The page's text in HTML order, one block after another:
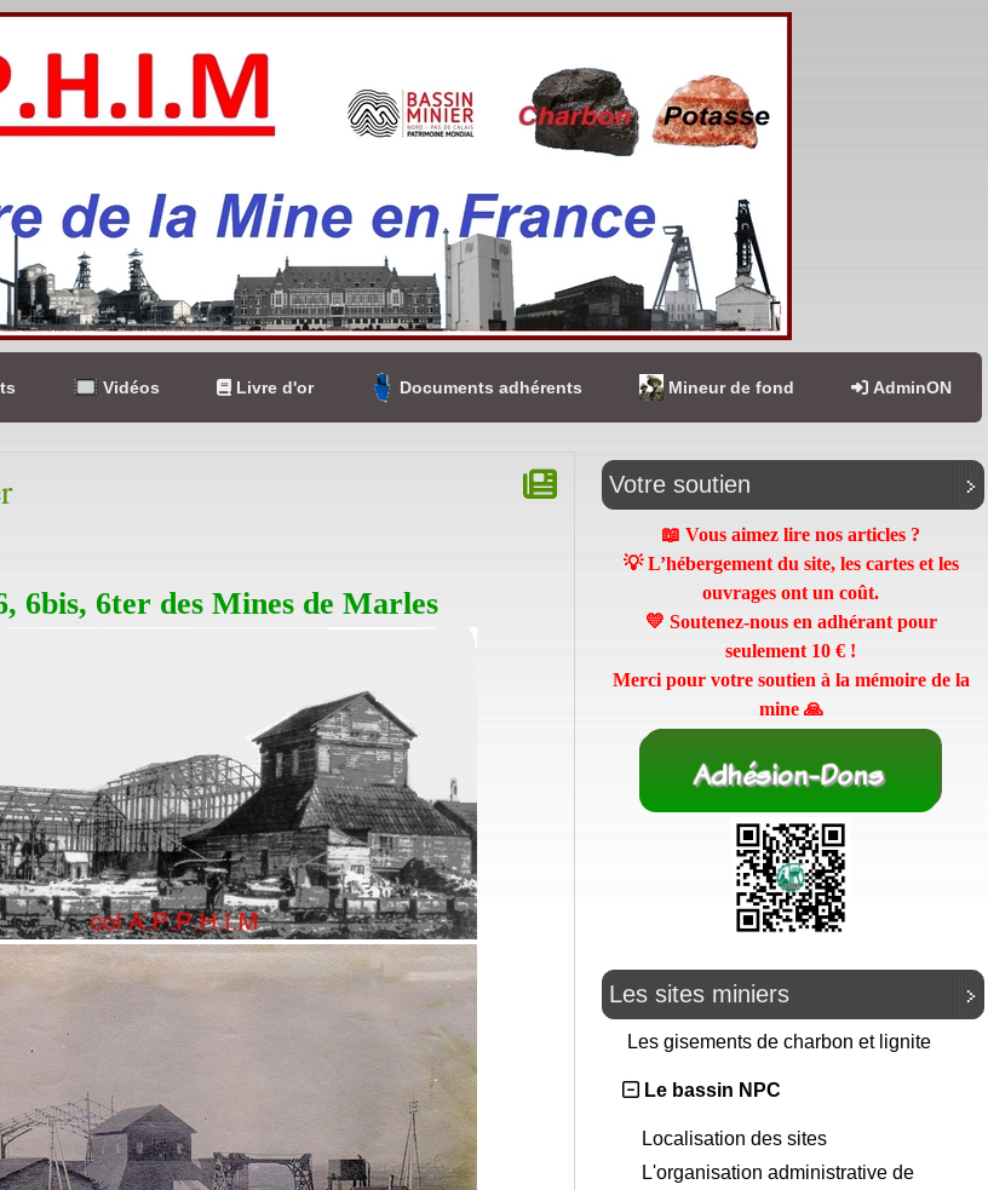
Vidéos Livre d'or Documents adhérents Mineur de fond AdminON
6bis, 6ter des Mines de Marles
Votre soutien
📖 Vous aimez lire nos articles ?
💡 L’hébergement du site, les cartes et les
ouvrages ont un coût.
💛 Soutenez-nous en adhérant pour
seulement 10 € !
Merci pour votre soutien à la mémoire de la
mine 🙏
Les sites miniers
Les gisements de charbon et lignite
Le bassin NPC
Localisation des sites
L'organisation administrative de